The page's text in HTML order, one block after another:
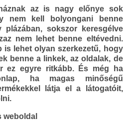
az is nagy előnye sok
nem kell bolyongani benne
sokszor keresgélve
nem lehet benne eltévedni.
is lehet olyan szerkezetű, hogy
benne a linkek, az oldalak, de
ez egyre ritkább. És még ha
ha magas minőségű
látja el a látogatóit,
weboldal